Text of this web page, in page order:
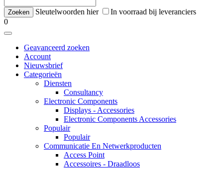
Sleutelwoorden hier
In voorraad bij leveranciers
0
Geavanceerd zoeken
Account
Nieuwsbrief
Categorieën
Diensten
Consultancy
Electronic Components
Displays - Accessories
Electronic Components Accessories
Populair
Populair
Communicatie En Netwerkproducten
Access Point
Accessoires - Draadloos